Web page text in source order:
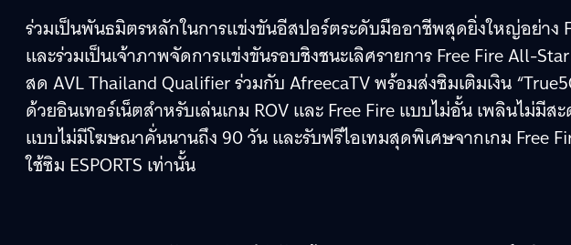
ร่วมเป็นพันธมิตรหลักในการแข่งขันอีสปอร์ตระดับมืออาชีพสุดยิ่งใหญ่อย่าง
และร่วมเป็นเจ้าภาพจัดการแข่งขันรอบชิงชนะเลิศรายการ Free Fire All-
สด AVL Thailand Qualifier ร่วมกับ AfreecaTV พร้อมส่งซิมเติมเงิน
ด้วยอินเทอร์เน็ตสำหรับเล่นเกม ROV และ Free Fire แบบไม่อั้น เพลินไม่มี
แบบไม่มีโฆษณาคั่นนานถึง 90 วัน และรับฟรีไอเทมสุดพิเศษจากเกม Free
ใช้ซิม ESPORTS เท่านั้น